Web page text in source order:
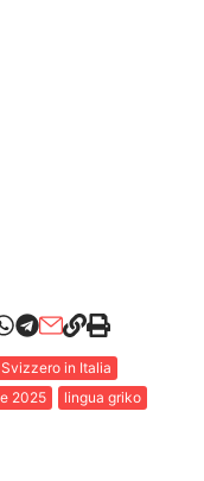
in Italia
2025
lingua griko